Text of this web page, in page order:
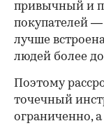
привычный и
покупателей —
лучше
людей более
Поэтому
точечный
ограниченно,